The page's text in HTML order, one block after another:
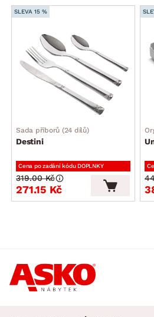
SLEVA 15 %
Sada příborů (24 dílů)
Destini
Cena po zadání kódu DOPLNKY
271.15 Kč
319.00 Kč